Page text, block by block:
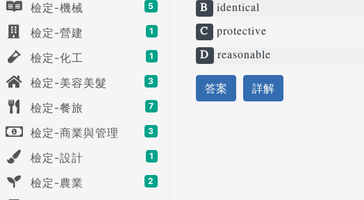
檢定-機械 5
檢定-營建 1
檢定-化工 1
檢定-美容美髮 3
檢定-餐旅 7
檢定-商業與管理 3
檢定-設計 1
檢定-農業 2
B identical
C protective
D reasonable
答案 詳解